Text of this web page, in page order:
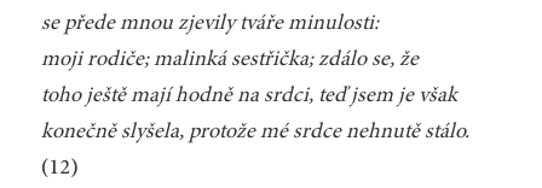
se přede mnou zjevily tváře minulosti:
moji rodiče; malinká sestřička; zdálo se, že
toho ještě mají hodně na srdci, teď jsem je však
konečně slyšela, protože mé srdce nehnutě stálo.
(12)